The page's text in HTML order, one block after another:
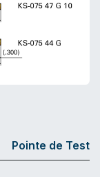
Pointe de Test